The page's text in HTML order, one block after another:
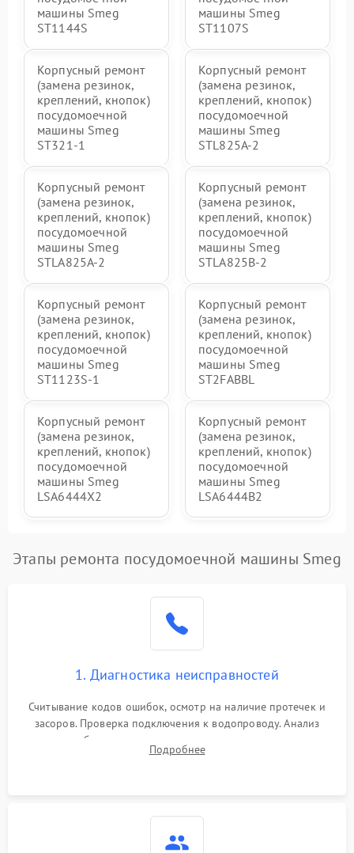
машины Smeg
ST1144S
машины Smeg
ST1107S
Корпусный ремонт
(замена резинок,
креплений, кнопок)
посудомоечной
машины Smeg
ST321-1
Корпусный ремонт
(замена резинок,
креплений, кнопок)
посудомоечной
машины Smeg
STL825A-2
Корпусный ремонт
(замена резинок,
креплений, кнопок)
посудомоечной
машины Smeg
STLA825A-2
Корпусный ремонт
(замена резинок,
креплений, кнопок)
посудомоечной
машины Smeg
STLA825B-2
Корпусный ремонт
(замена резинок,
креплений, кнопок)
посудомоечной
машины Smeg
ST1123S-1
Корпусный ремонт
(замена резинок,
креплений, кнопок)
посудомоечной
машины Smeg
ST2FABBL
Корпусный ремонт
(замена резинок,
креплений, кнопок)
посудомоечной
машины Smeg
LSA6444X2
Корпусный ремонт
(замена резинок,
креплений, кнопок)
посудомоечной
машины Smeg
LSA6444B2
Этапы ремонта посудомоечной машины Smeg
1. Диагностика неисправностей
Считывание кодов ошибок, осмотр на наличие протечек и
засоров. Проверка подключения к водопроводу. Анализ
жалоб на отсутствие слива, нагрева, вращения
разбрызгивателей или срабатывание системы защиты
Подробнее